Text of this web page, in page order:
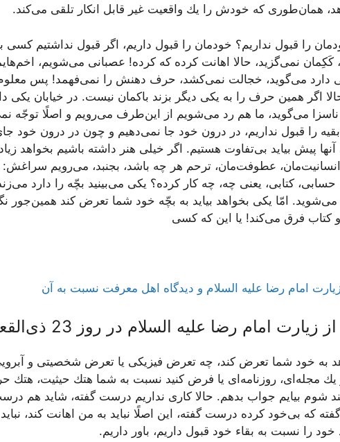
همان‌طوری كه خودش را یك واقعیت غیر قابل انكار تلقی می‌كند.
را قبول نداریم؟ خودمان را قبول داریم، اگر قبول نداشتیم
نمی‌گزید، حالا اهانت كرده كه كرده! عصبانی می‌شویم،
دارد می‌گوید، خجالت نمی‌كشد، حرف دهنش را نمی‌فهمد! پس
اگر همین حرف را به یكی دیگر بزند باكمان نیست. در خیابان یكی
ناسزا می‌گوید، ما هم رد می‌شویم از این‌طرف می‌رویم و اصلًا توجّه
بقیه را قبول نداریم، در درون خود جا نمی‌دهیم و چون در درون خود
پیش بیاید بی‌تفاوت هستیم. اگر خیلی هنر داشته باشیم بخواهد
عطوفت‌مان، ترحم هر چه باشد، بجنبد، می‌رویم سراغش:
حسابی، كتابی، یعنی چه، چه كار كرده؟ یكی می‌بینید بچّه را دارد
امّا یكی بخواهد بیاید به بچّه خود شما تعرض كند همین‌جور
فرق می‌كند! یا این كه كسی‌
امام رضا علیه السلام و دیدگاه اهل معرفت نسبت به آن
امام رضا علیه السلام در روز 23 ذی‌القعده (مشهد مقدس
به خود شما تعرض كند، چه تعرض فیزیكی یا تعرض شخصیتی و
یك مجله‌ای، روزنامه‌ای یا فرض كنید نسبت به شما هتك حیثیت،
شوم بیایم جواب بدهم. حالا كاری نداریم درست گفته، شاید هم
كه بی‌خود كرده درست گفته، این اصلًا نباید به من اهانت كند،
خود را نسبت به بقاء خود قبول داریم، باور داریم.